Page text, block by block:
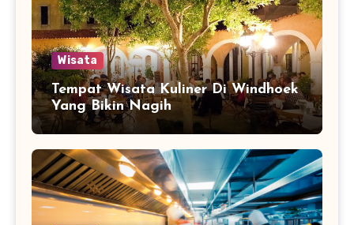
Wisata
Tempat Wisata Kuliner Di Windhoek
Yang Bikin Nagih